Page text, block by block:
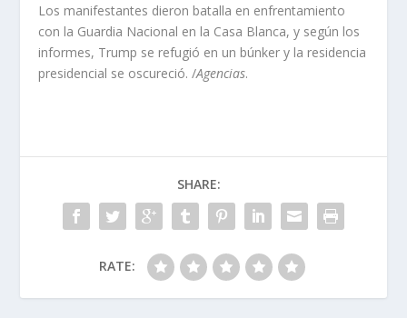
Los manifestantes dieron batalla en enfrentamiento
con la Guardia Nacional en la Casa Blanca, y según los
informes, Trump se refugió en un búnker y la residencia
presidencial se oscureció. /Agencias.
SHARE:
RATE: